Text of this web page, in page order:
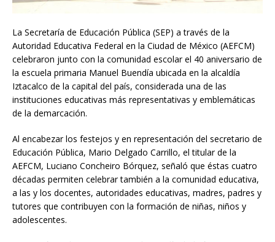
La Secretaría de Educación Pública (SEP) a través de la
Autoridad Educativa Federal en la Ciudad de México (AEFCM)
celebraron junto con la comunidad escolar el 40 aniversario de
la escuela primaria Manuel Buendía ubicada en la alcaldía
Iztacalco de la capital del país, considerada una de las
instituciones educativas más representativas y emblemáticas
de la demarcación.
Al encabezar los festejos y en representación del secretario de
Educación Pública, Mario Delgado Carrillo, el titular de la
AEFCM, Luciano Concheiro Bórquez, señaló que éstas cuatro
décadas permiten celebrar también a la comunidad educativa,
a las y los docentes, autoridades educativas, madres, padres y
tutores que contribuyen con la formación de niñas, niños y
adolescentes.